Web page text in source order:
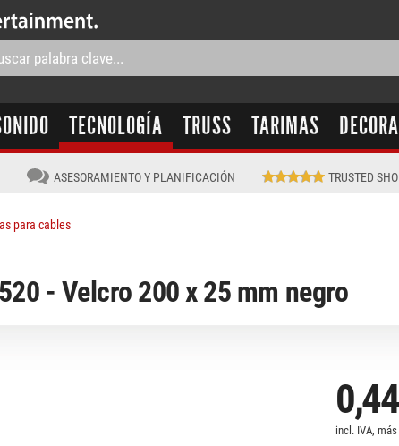
TECNOLOGÍA TRUSS TARIMAS
ASESORAMIENTO Y PLANIFICACIÓN TRUSTED
para cables
- Velcro 200 x 25 mm negro
incl. IVA, más